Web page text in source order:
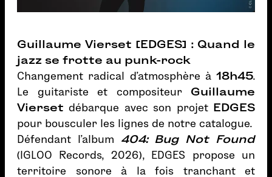
Guillaume Vierset [EDGES] : Quand le
jazz se frotte au punk-rock
Changement radical d’atmosphère à 18h45
Le guitariste et compositeur Guillaume
Vierset débarque avec son projet EDGES
pour bousculer les lignes de notre catalogue.
Défendant l'album 404: Bug Not Found
(IGLOO Records, 2026), EDGES propose un
territoire sonore à la fois tranchant et